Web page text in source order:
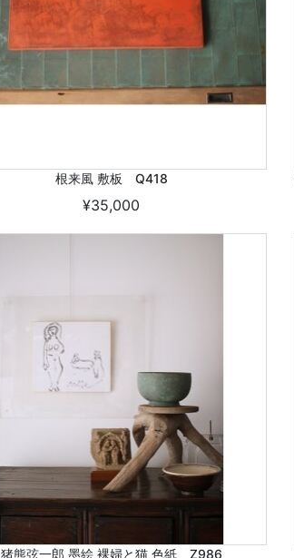
根来風 敷板 Q418
¥35,000
猪熊弦一郎 墨絵 裸婦と猫 色紙 Z986